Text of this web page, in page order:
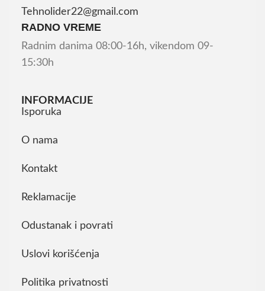
Tehnolider22@gmail.com
RADNO VREME
Radnim danima 08:00-16h, vikendom 09-
15:30h
INFORMACIJE
Isporuka
O nama
Kontakt
Reklamacije
Odustanak i povrati
Uslovi korišćenja
Politika privatnosti